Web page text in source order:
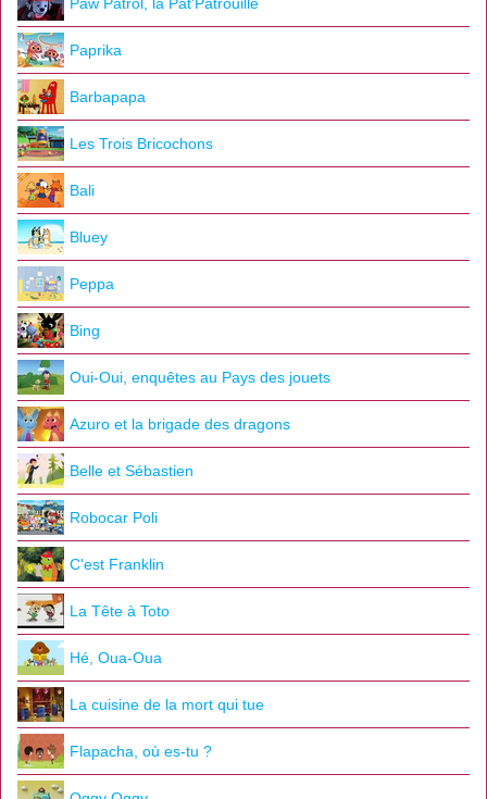
Paprika
Barbapapa
Les Trois Bricochons
Bali
Bluey
Peppa
Bing
Oui-Oui, enquêtes au Pays des jouets
Azuro et la brigade des dragons
Belle et Sébastien
Robocar Poli
C'est Franklin
La Tête à Toto
Hé, Oua-Oua
La cuisine de la mort qui tue
Flapacha, où es-tu ?